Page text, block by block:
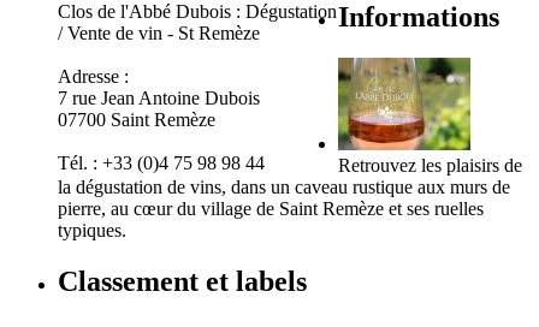
Clos de l'Abbé Dubois : Dégustation
/ Vente de vin - St Remèze
Adresse :
7 rue Jean Antoine Dubois
07700 Saint Remèze
Tél. : +33 (0)4 75 98 98 44
Informations
Retrouvez les plaisirs de
la dégustation de vins, dans un caveau rustique aux murs de
pierre, au cœur du village de Saint Remèze et ses ruelles
typiques.
Classement et labels